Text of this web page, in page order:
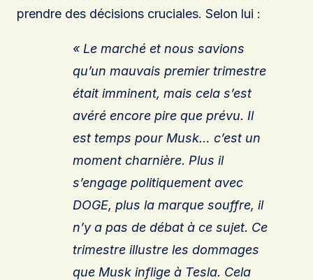
prendre des décisions cruciales. Selon lui :
« Le marché et nous savions
qu’un mauvais premier trimestre
était imminent, mais cela s’est
avéré encore pire que prévu. Il
est temps pour Musk… c’est un
moment charnière. Plus il
s’engage politiquement avec
DOGE, plus la marque souffre, il
n’y a pas de débat à ce sujet. Ce
trimestre illustre les dommages
que Musk inflige à Tesla. Cela